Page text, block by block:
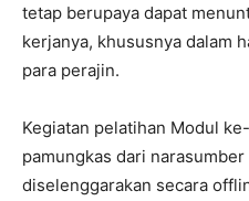
tetap berupaya dapat
kerjanya, khususnya dalam
para perajin.
Kegiatan pelatihan Modul
pamungkas dari
diselenggarakan secara